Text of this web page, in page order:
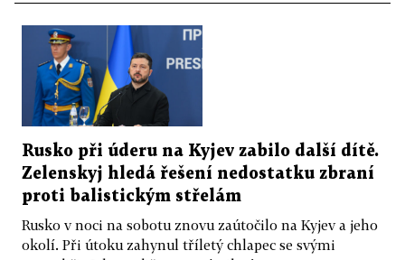
Rusko při úderu na Kyjev zabilo další dítě.
Zelenskyj hledá řešení nedostatku zbraní
proti balistickým střelám
Rusko v noci na sobotu znovu zaútočilo na Kyjev a jeho
okolí. Při útoku zahynul tříletý chlapec se svými